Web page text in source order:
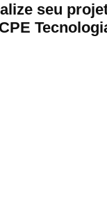
seu
CPE